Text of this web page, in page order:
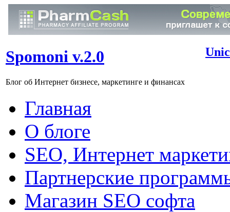
Spomoni v.2.0
Блог об Интернет бизнесе, маркетинге и финансах
Главная
О блоге
SEO, Интернет
Партнерские
Магазин SEO софта